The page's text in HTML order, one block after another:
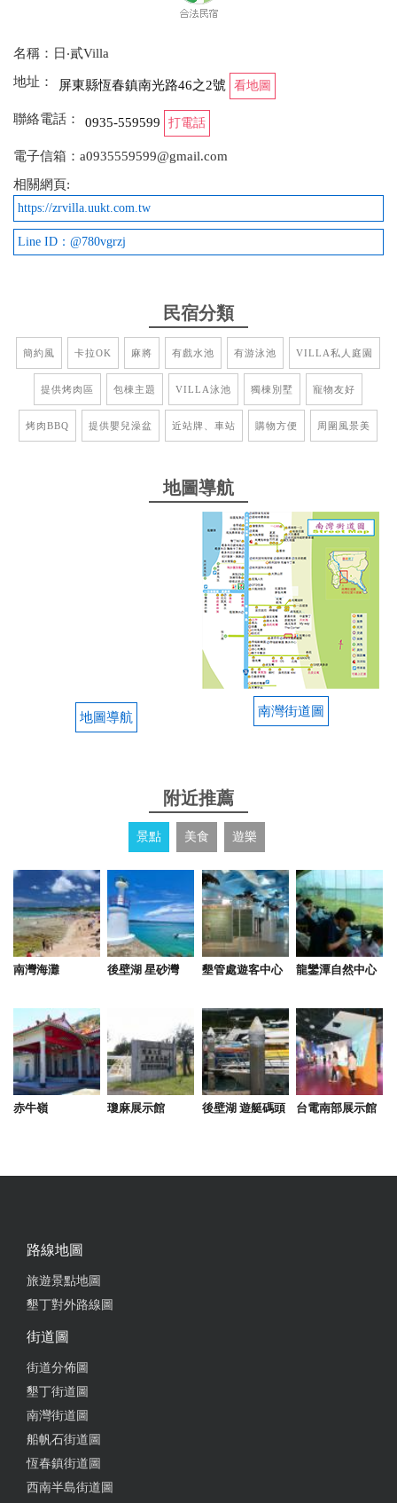
名稱：日‧貳Villa
地址：
屏東縣恆春鎮南光路46之2號 看地圖
聯絡電話： 0935-559599 打電話
電子信箱：a0935559599@gmail.com
相關網頁:
https://zrvilla.uukt.com.tw
Line ID：@780vgrzj
民宿分類
簡約風 卡拉OK 麻將 有戲水池 有游泳池 VILLA私人庭園
提供烤肉區 包棟主題 VILLA泳池 獨棟別墅 寵物友好
烤肉BBQ 提供嬰兒澡盆 近站牌、車站 購物方便 周圍風景美
地圖導航
地圖導航 南灣街道圖
附近推薦
景點 美食 遊樂
南灣海灘 後壁湖 星砂灣 墾管處遊客中心 龍鑾潭自然中心
赤牛嶺 瓊麻展示館 後壁湖 遊艇碼頭 台電南部展示館
路線地圖
旅遊景點地圖
墾丁對外路線圖
街道圖
街道分佈圖
墾丁街道圖
南灣街道圖
船帆石街道圖
恆春鎮街道圖
西南半島街道圖